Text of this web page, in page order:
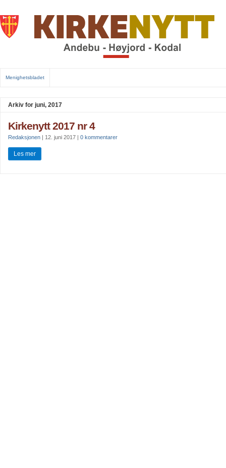
Menighetsbladet
Arkiv for juni, 2017
Kirkenytt 2017 nr 4
Redaksjonen | 12. juni 2017 | 0 kommentarer
Les mer